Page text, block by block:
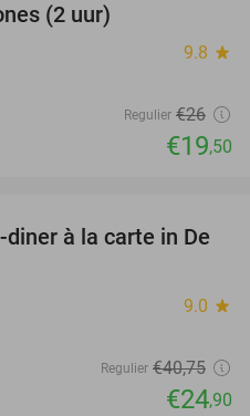
(2 uur)
9.8 star
Regulier €26
€19,50
39%
à la carte in De
9.0 star
Regulier €40,75
€24,90